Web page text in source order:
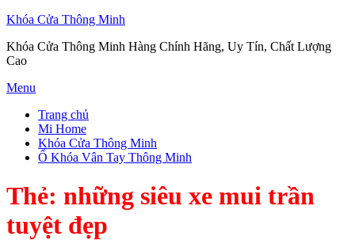
Khóa Cửa Thông Minh
Khóa Cửa Thông Minh Hàng Chính Hãng, Uy Tín, Chất Lượng
Cao
Skip
content
Menu
Trang chủ
Mi Home
Khóa Cửa Thông Minh
Ổ Khóa Vân Tay Thông Minh
Thẻ: những siêu xe mui trần
tuyệt đẹp